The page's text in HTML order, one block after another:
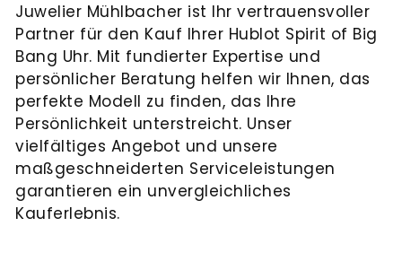
Juwelier Mühlbacher ist Ihr vertrauensvoller
Partner für den Kauf Ihrer Hublot Spirit of Big
Bang Uhr. Mit fundierter Expertise und
persönlicher Beratung helfen wir Ihnen, das
perfekte Modell zu finden, das Ihre
Persönlichkeit unterstreicht. Unser
vielfältiges Angebot und unsere
maßgeschneiderten Serviceleistungen
garantieren ein unvergleichliches
Kauferlebnis.